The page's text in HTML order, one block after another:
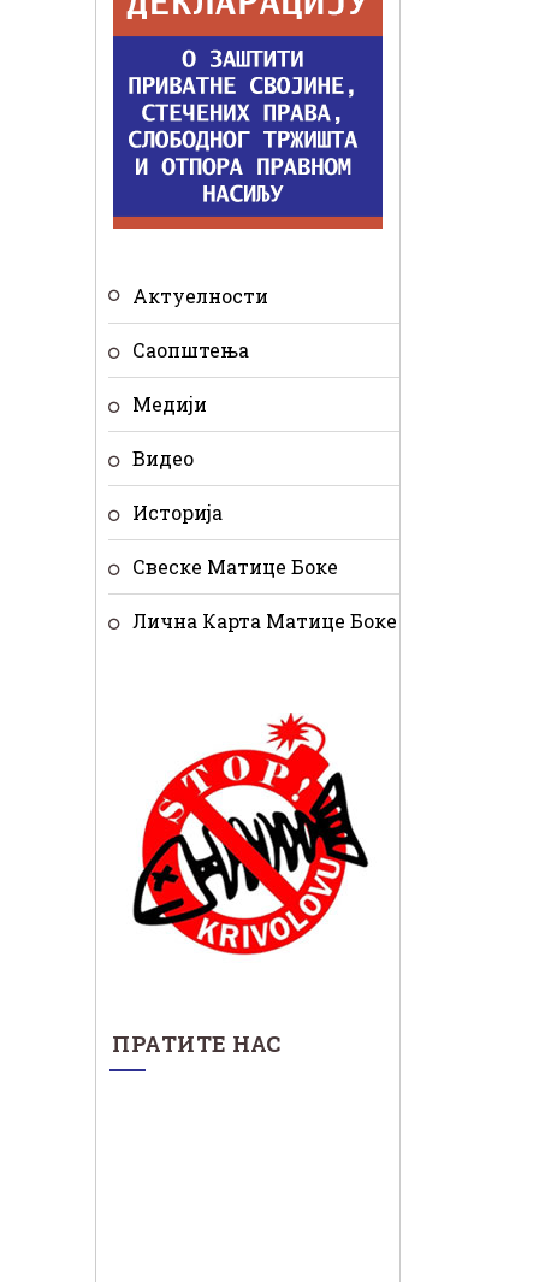
Актуелности
Саопштења
Медији
Видео
Историја
Свеске Матице Боке
Лична Карта Матице Боке
ПРАТИТЕ НАС